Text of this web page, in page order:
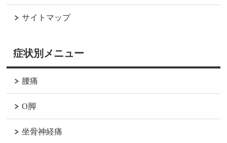
サイトマップ
症状別メニュー
腰痛
O脚
坐骨神経痛